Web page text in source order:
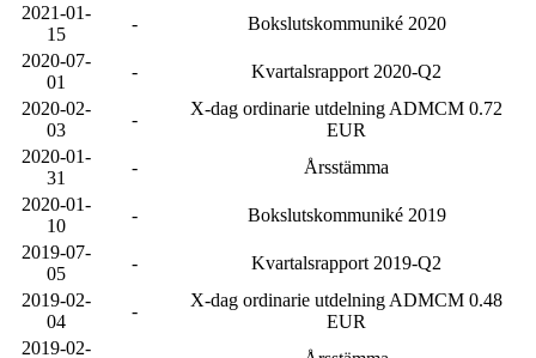
2021-01-
15
-
Bokslutskommuniké 2020
2020-07-
01
-
Kvartalsrapport 2020-Q2
2020-02-
03
-
X-dag ordinarie utdelning ADMCM 0.72
EUR
2020-01-
31
-
Årsstämma
2020-01-
10
-
Bokslutskommuniké 2019
2019-07-
05
-
Kvartalsrapport 2019-Q2
2019-02-
04
-
X-dag ordinarie utdelning ADMCM 0.48
EUR
2019-02-